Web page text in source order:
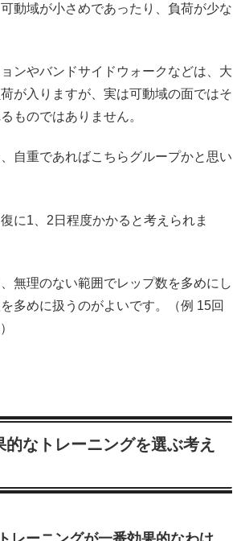
動域が小さめであったり、負荷が少な
ンやバンドサイドウォークなどは、大
が入りますが、実は可動域の面ではそ
ものではありません。
自重であればこちらグループかと思い
に1、2日程度かかると考えられま
無理のない範囲でレップ数を多めにし
多めに扱うのがよいです。（例 15回
的なトレーニングを選ぶ考え